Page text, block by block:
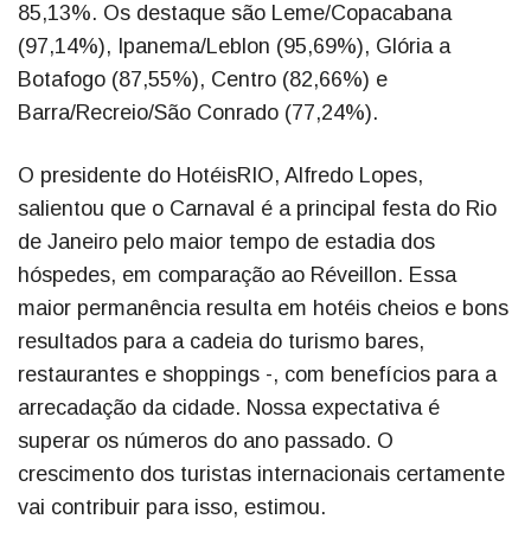
85,13%. Os destaque são Leme/Copacabana
(97,14%), Ipanema/Leblon (95,69%), Glória a
Botafogo (87,55%), Centro (82,66%) e
Barra/Recreio/São Conrado (77,24%).
O presidente do HotéisRIO, Alfredo Lopes,
salientou que o Carnaval é a principal festa do Rio
de Janeiro pelo maior tempo de estadia dos
hóspedes, em comparação ao Réveillon. Essa
maior permanência resulta em hotéis cheios e bons
resultados para a cadeia do turismo bares,
restaurantes e shoppings -, com benefícios para a
arrecadação da cidade. Nossa expectativa é
superar os números do ano passado. O
crescimento dos turistas internacionais certamente
vai contribuir para isso, estimou.